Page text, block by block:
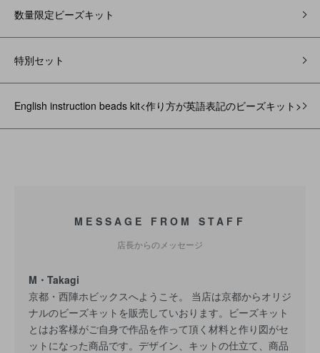
数量限定ビーズキット
特別セット
English instruction beads kit<作り方が英語表記のビーズキット>
MESSAGE FROM STAFF
店長からのメッセージ
M・Takagi
京都・西陣ホビックスへようこそ。 当店は京都からオリジ
ナルのビーズキットを販売していおります。ビーズキット
とはお客様がご自身で作品を作って頂く材料と作り図がセ
ットになった商品です。デザイン、キットの仕立て、商品